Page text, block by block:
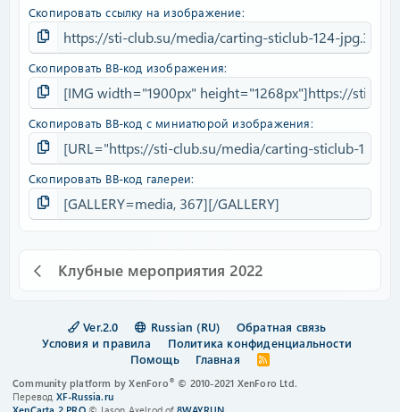
Скопировать ссылку на изображение
Скопировать BB-код изображения
Скопировать BB-код с миниатюрой изображения
Скопировать BB-код галереи
Клубные мероприятия 2022
Ver.2.0 Russian (RU)
Обратная связь
Условия и правила
Политика конфиденциальности
Помощь
Главная
R
S
Community platform by XenForo® © 2010-2021 XenForo Ltd.
Перевод XF-Russia.ru